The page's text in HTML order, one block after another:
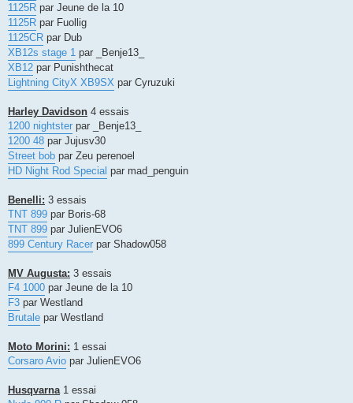
1125R par Jeune de la 10
1125R par Fuollig
1125CR par Dub
XB12s stage 1 par _Benje13_
XB12 par Punishthecat
Lightning CityX XB9SX par Cyruzuki
Harley Davidson 4 essais
1200 nightster par _Benje13_
1200 48 par Jujusv30
Street bob par Zeu perenoel
HD Night Rod Special par mad_penguin
Benelli: 3 essais
TNT 899 par Boris-68
TNT 899 par JulienEVO6
899 Century Racer par Shadow058
MV Augusta: 3 essais
F4 1000 par Jeune de la 10
F3 par Westland
Brutale par Westland
Moto Morini: 1 essai
Corsaro Avio par JulienEVO6
Husqvarna1 essai